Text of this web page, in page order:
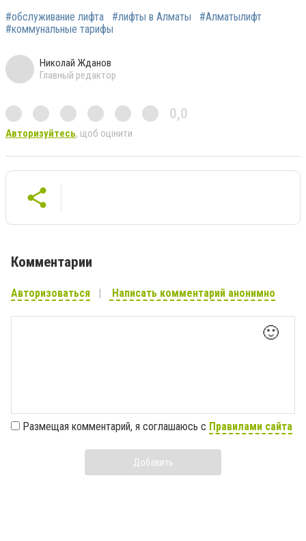
#обслуживание лифта #лифты в Алматы
#Алматылифт
#коммунальные тарифы
Николай Жданов
Главный редактор
0,0
Авторизуйтесь, щоб оцінити
Комментарии
Авторизоваться Написать комментарий анонимно
🙂
Размещая комментарий, я соглашаюсь с Правилами сайта
Добавить